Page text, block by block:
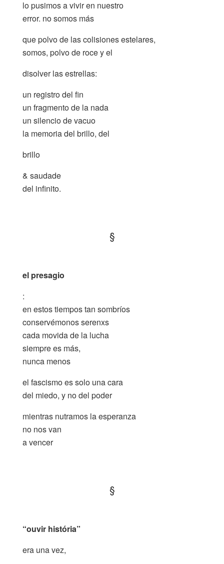
lo pusimos a vivir en nuestro
error. no somos más
que polvo de las colisiones estelares,
somos, polvo de roce y el
disolver las estrellas:
un registro del fin
un fragmento de la nada
un silencio de vacuo
la memoria del brillo, del
brillo
& saudade
del infinito.
§
el presagio
:
en estos tiempos tan sombríos
conservémonos serenxs
cada movida de la lucha
siempre es más,
nunca menos
el fascismo es solo una cara
del miedo, y no del poder
mientras nutramos la esperanza
no nos van
a vencer
§
“ouvir história”
era una vez,